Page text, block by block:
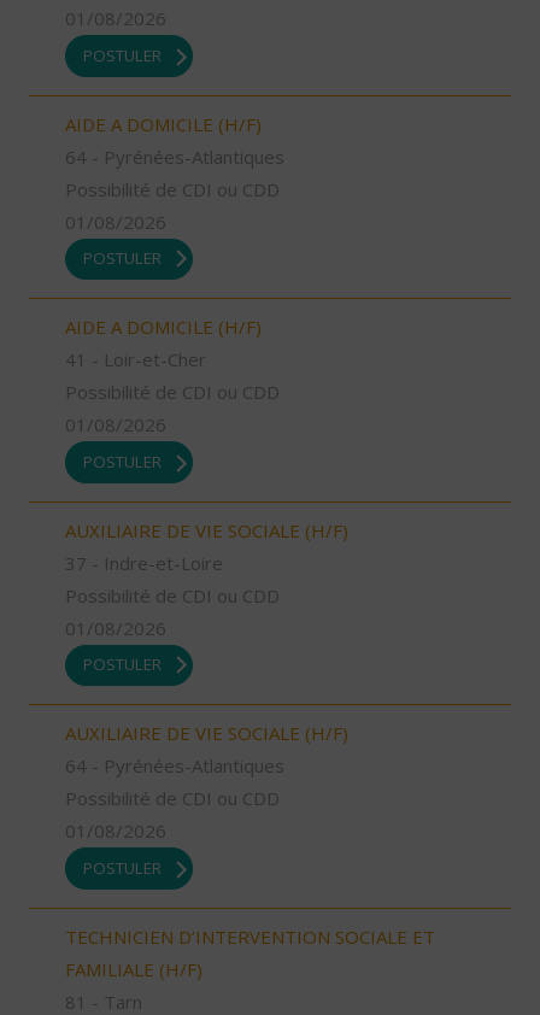
01/08/2026
POSTULER
AIDE A DOMICILE (H/F)
64 - Pyrénées-Atlantiques
Possibilité de CDI ou CDD
01/08/2026
POSTULER
AIDE A DOMICILE (H/F)
41 - Loir-et-Cher
Possibilité de CDI ou CDD
01/08/2026
POSTULER
AUXILIAIRE DE VIE SOCIALE (H/F)
37 - Indre-et-Loire
Possibilité de CDI ou CDD
01/08/2026
POSTULER
AUXILIAIRE DE VIE SOCIALE (H/F)
64 - Pyrénées-Atlantiques
Possibilité de CDI ou CDD
01/08/2026
POSTULER
TECHNICIEN D’INTERVENTION SOCIALE ET
FAMILIALE (H/F)
81 - Tarn